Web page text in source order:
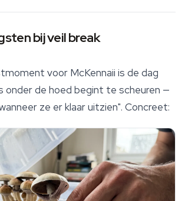
bij veil break
voor McKennaii is de dag
onder de hoed begint te scheuren —
ze er klaar uitzien". Concreet: